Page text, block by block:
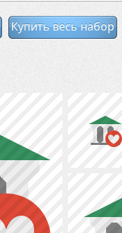
Купить весь набор